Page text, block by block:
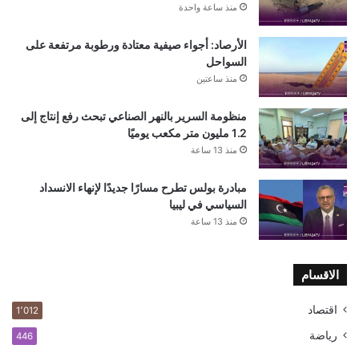
منذ ساعة واحدة
الأرصاد: أجواء صيفية معتادة ورطوبة مرتفعة على
السواحل
منذ ساعتين
منظومة السرير بالنهر الصناعي تبحث رفع إنتاج إلى
1.2 مليون متر مكعب يوميًا
منذ 13 ساعة
مبادرة بولس تطرح مسارًا جديدًا لإنهاء الانسداد
السياسي في ليبيا
منذ 13 ساعة
الاقسام
اقتصاد 1٬012
رياضة 446